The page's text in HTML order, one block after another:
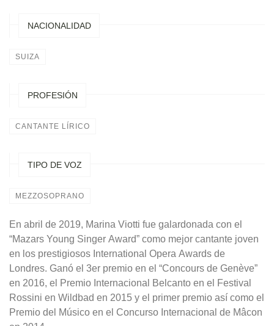
NACIONALIDAD
SUIZA
PROFESIÓN
CANTANTE LÍRICO
TIPO DE VOZ
MEZZOSOPRANO
En abril de 2019, Marina Viotti fue galardonada con el
“Mazars Young Singer Award” como mejor cantante joven
en los prestigiosos International Opera Awards de
Londres. Ganó el 3er premio en el “Concours de Genève”
en 2016, el Premio Internacional Belcanto en el Festival
Rossini en Wildbad en 2015 y el primer premio así como el
Premio del Músico en el Concurso Internacional de Mâcon